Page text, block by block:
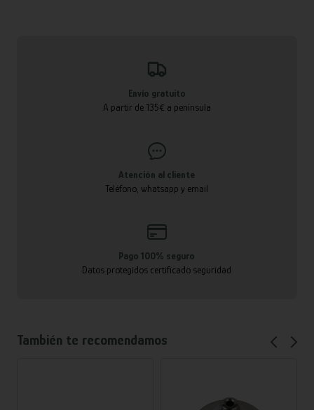
Envío gratuito
A partir de 135€ a península
Atención al cliente
Teléfono, whatsapp y email
Pago 100% seguro
Datos protegidos certificado seguridad
También te recomendamos